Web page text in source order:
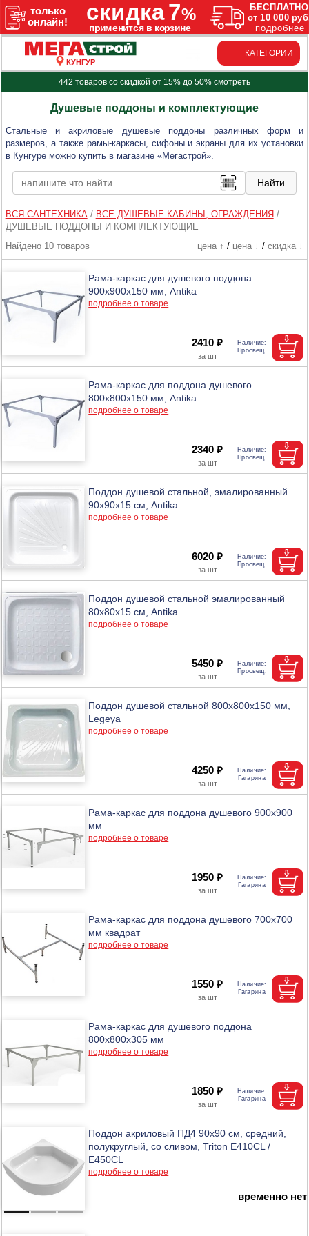
КУНГУР
КАТЕГОРИИ
442 товаров со скидкой от 15% до 50% смотреть
Душевые поддоны и комплектующие
Стальные и акриловые душевые поддоны различных форм и
размеров, а также рамы-каркасы, сифоны и экраны для их установки
в Кунгуре можно купить в магазине «Мегастрой».
ВСЯ САНТЕХНИКА/ ВСЕ ДУШЕВЫЕ КАБИНЫ, ОГРАЖДЕНИЯ /
ДУШЕВЫЕ ПОДДОНЫ И КОМПЛЕКТУЮЩИЕ
Найдено 10 товаров
цена ↑ / цена ↓ / скидка ↓
Рама-каркас для душевого поддона
900х900х150 мм, Antika
подробнее о товаре
2410 ₽
Рама-каркас для поддона душевого
800х800х150 мм, Antika
подробнее о товаре
2340 ₽
Поддон душевой стальной, эмалированный
90х90х15 см, Antika
подробнее о товаре
6020 ₽
Поддон душевой стальной эмалированный
80х80х15 см, Antika
подробнее о товаре
5450 ₽
Поддон душевой стальной 800х800х150 мм,
Legeya
подробнее о товаре
4250 ₽
Рама-каркас для поддона душевого 900х900
мм
подробнее о товаре
1950 ₽
Рама-каркас для поддона душевого 700х700
мм квадрат
подробнее о товаре
1550 ₽
Рама-каркас для душевого поддона
800х800х305 мм
подробнее о товаре
1850 ₽
Поддон акриловый ПД4 90х90 см, средний,
полукруглый, со сливом, Triton Е410CL /
Е450CL
подробнее о товаре
временно нет